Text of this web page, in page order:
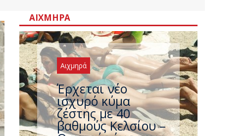
ΑΙΧΜΗΡΆ
Αιχμηρά
Άφαντος ο
Τσίπρας… την ώρα
που η χώρα
καίγεται